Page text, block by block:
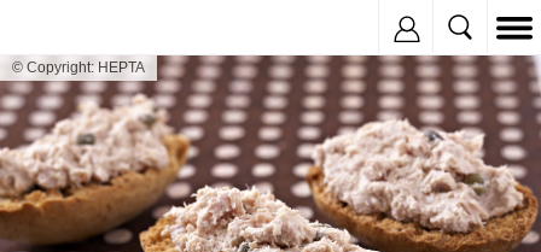
© Copyright: HEPTA